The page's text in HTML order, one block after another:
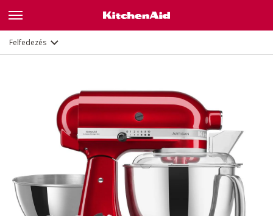
Felfedezés Jellemzők